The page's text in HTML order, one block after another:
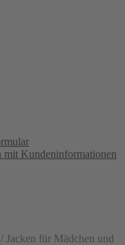
mit Kundeninformationen
/ Jacken für Mädchen und